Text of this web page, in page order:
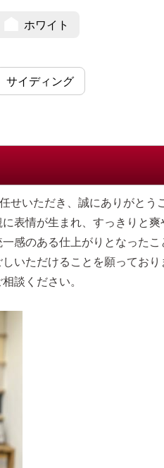
ホワイト
サイディング
せいただき、誠にありがと
表情が生まれ、すっきりと
感のある仕上がりとなった
いただけることを願ってお
談ください。